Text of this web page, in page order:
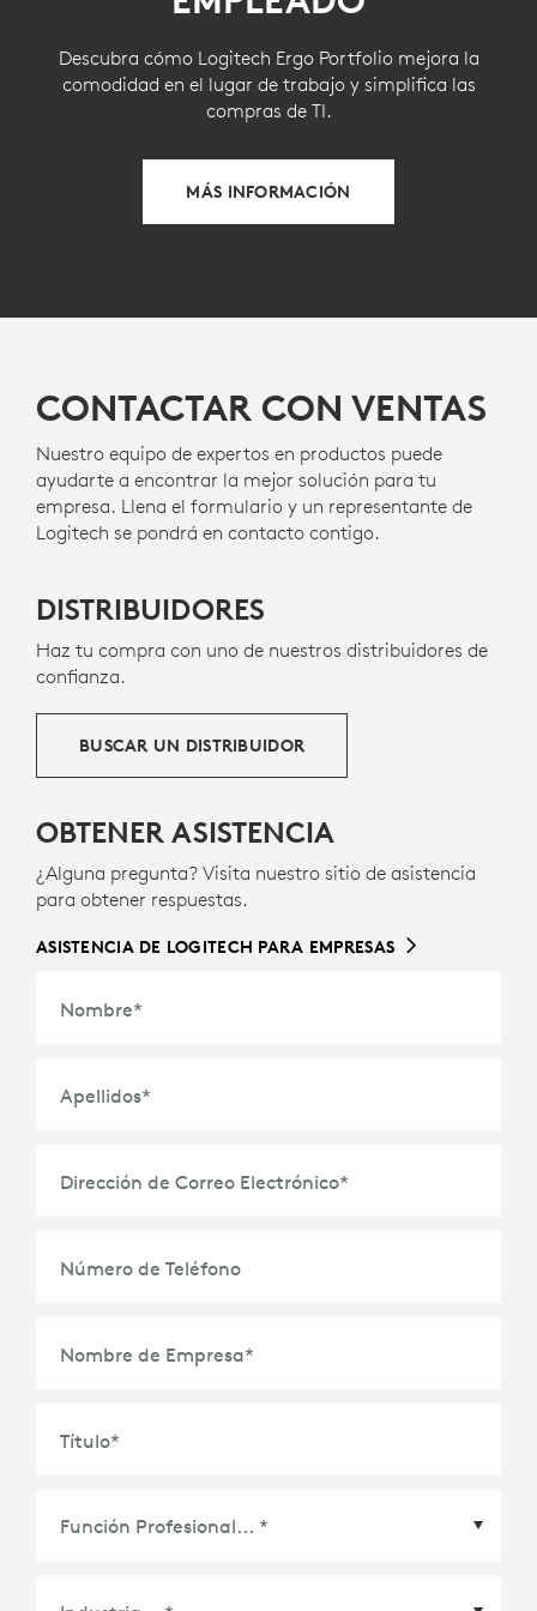
Descubra cómo Logitech Ergo Portfolio mejora la
comodidad en el lugar de trabajo y simplifica las
compras de TI.
MÁS INFORMACIÓN
CONTACTAR CON VENTAS
Nuestro equipo de expertos en productos puede
ayudarte a encontrar la mejor solución para tu
empresa. Llena el formulario y un representante de
Logitech se pondrá en contacto contigo.
DISTRIBUIDORES
Haz tu compra con uno de nuestros distribuidores de
confianza.
BUSCAR UN DISTRIBUIDOR
OBTENER ASISTENCIA
¿Alguna pregunta? Visita nuestro sitio de asistencia
para obtener respuestas.
ASISTENCIA DE LOGITECH PARA EMPRESAS
Nombre*
Apellidos*
Dirección de Correo Electrónico*
Número de Teléfono
Nombre de Empresa*
Título*